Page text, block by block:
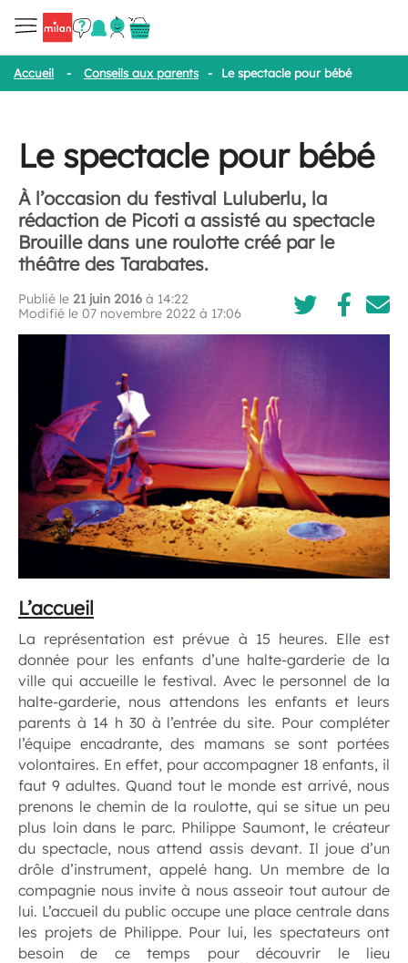
Accueil - Conseils aux parents - Le spectacle pour bébé
Le spectacle pour bébé
À l’occasion du festival Luluberlu, la
rédaction de Picoti a assisté au spectacle
Brouille dans une roulotte créé par le
théâtre des Tarabates.
Publié le 21 juin 2016 à 14:22
Modifié le 07 novembre 2022 à 17:06
L’accueil
La représentation est prévue à 15 heures. Elle est
donnée pour les enfants d’une halte-garderie de la
ville qui accueille le festival. Avec le personnel de la
halte-garderie, nous attendons les enfants et leurs
parents à 14 h 30 à l’entrée du site. Pour compléter
l’équipe encadrante, des mamans se sont portées
volontaires. En effet, pour accompagner 18 enfants, il
faut 9 adultes. Quand tout le monde est arrivé, nous
prenons le chemin de la roulotte, qui se situe un peu
plus loin dans le parc. Philippe Saumont, le créateur
du spectacle, nous attend assis devant. Il joue d’un
drôle d’instrument, appelé hang. Un membre de la
compagnie nous invite à nous asseoir tout autour de
lui. L’accueil du public occupe une place centrale dans
les projets de Philippe. Pour lui, les spectateurs ont
besoin de ce temps pour découvrir le lieu